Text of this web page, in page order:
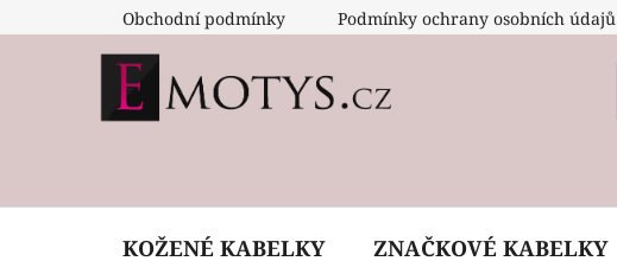
na
Obchodní podmínky Podmínky ochrany osobních údajů
KOŽENÉ KABELKY ZNAČKOVÉ KABELKY